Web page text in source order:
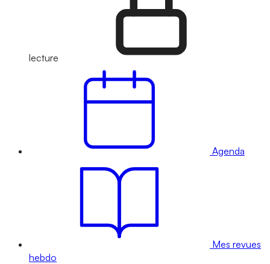
lecture
Agenda
Mes revues
hebdo